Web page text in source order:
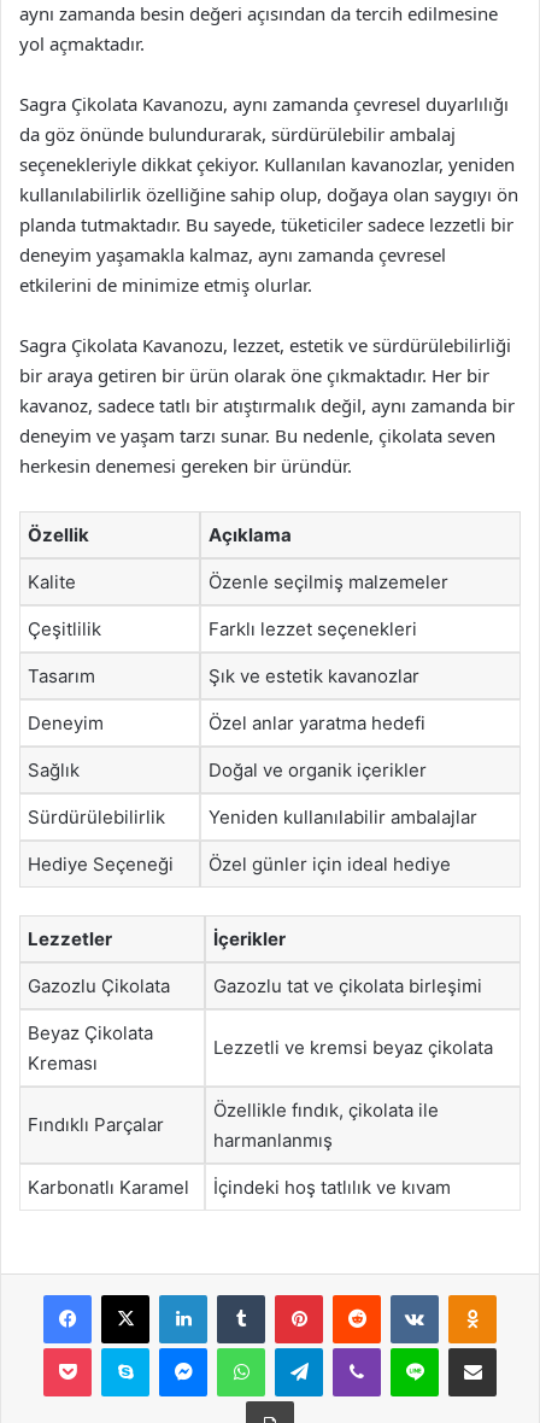
aynı zamanda besin değeri açısından da tercih edilmesine
yol açmaktadır.
Sagra Çikolata Kavanozu, aynı zamanda çevresel duyarlılığı
da göz önünde bulundurarak, sürdürülebilir ambalaj
seçenekleriyle dikkat çekiyor. Kullanılan kavanozlar, yeniden
kullanılabilirlik özelliğine sahip olup, doğaya olan saygıyı ön
planda tutmaktadır. Bu sayede, tüketiciler sadece lezzetli bir
deneyim yaşamakla kalmaz, aynı zamanda çevresel
etkilerini de minimize etmiş olurlar.
Sagra Çikolata Kavanozu, lezzet, estetik ve sürdürülebilirliği
bir araya getiren bir ürün olarak öne çıkmaktadır. Her bir
kavanoz, sadece tatlı bir atıştırmalık değil, aynı zamanda bir
deneyim ve yaşam tarzı sunar. Bu nedenle, çikolata seven
herkesin denemesi gereken bir üründür.
Özellik Açıklama
Kalite Özenle seçilmiş malzemeler
Çeşitlilik Farklı lezzet seçenekleri
Tasarım Şık ve estetik kavanozlar
Deneyim Özel anlar yaratma hedefi
Sağlık Doğal ve organik içerikler
Sürdürülebilirlik Yeniden kullanılabilir ambalajlar
Hediye Seçeneği Özel günler için ideal hediye
Lezzetler İçerikler
Gazozlu Çikolata Gazozlu tat ve çikolata birleşimi
Beyaz Çikolata
Kreması
Lezzetli ve kremsi beyaz çikolata
Fındıklı Parçalar
Özellikle fındık, çikolata ile
harmanlanmış
Karbonatlı Karamel İçindeki hoş tatlılık ve kıvam
Facebook
X LinkedInTumblr PinterestReddit VKontakte
Pocket Skype MessengerWhatsAppTelegramViber Line E-Posta ile
Yazdır